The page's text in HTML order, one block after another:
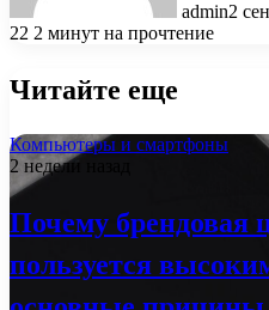
admin2
22 2 минут на прочтение
Читайте еще
Компьютеры и смартфоны
2 недели назад
Почему брендовая
пользуется